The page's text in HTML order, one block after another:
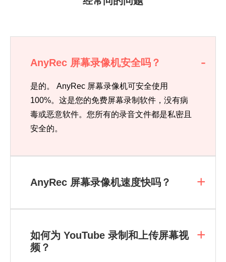
AnyRec 屏幕录像机安全吗？
是的。 AnyRec 屏幕录像机可安全使用
100%。这是您的免费屏幕录制软件，没有病
毒或恶意软件。您所有的录音文件都是私密且
安全的。
AnyRec 屏幕录像机速度快吗？
如何为 YouTube 录制和上传屏幕视
频？